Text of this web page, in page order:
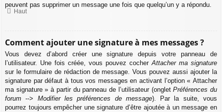
peuvent pas supprimer un message une fois que quelqu’un y a répondu.
Haut
Comment ajouter une signature à mes messages ?
Vous devez d’abord créer une signature depuis votre panneau de
l’utilisateur. Une fois créée, vous pouvez cocherAttacher ma signature
sur le formulaire de rédaction de message. Vous pouvez aussi ajouter la
signature par défaut à tous vos messages en activant l’option « Attacher
ma signature » à partir du panneau de l’utilisateur (ongletPréférences du
forum --> Modifier les préférences de message). Par la suite, vous
pourrez toujours empêcher une signature d’être ajoutée à un message en